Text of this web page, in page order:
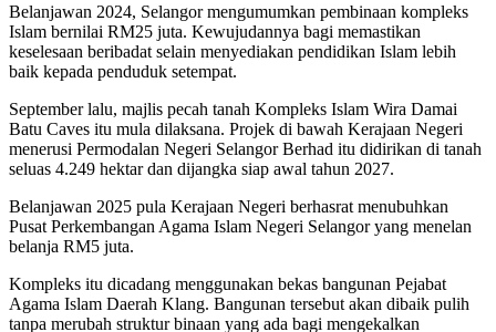
Belanjawan 2024, Selangor mengumumkan pembinaan kompleks
Islam bernilai RM25 juta. Kewujudannya bagi memastikan
keselesaan beribadat selain menyediakan pendidikan Islam lebih
baik kepada penduduk setempat.
September lalu, majlis pecah tanah Kompleks Islam Wira Damai
Batu Caves itu mula dilaksana. Projek di bawah Kerajaan Negeri
menerusi Permodalan Negeri Selangor Berhad itu didirikan di tanah
seluas 4.249 hektar dan dijangka siap awal tahun 2027.
Belanjawan 2025 pula Kerajaan Negeri berhasrat menubuhkan
Pusat Perkembangan Agama Islam Negeri Selangor yang menelan
belanja RM5 juta.
Kompleks itu dicadang menggunakan bekas bangunan Pejabat
Agama Islam Daerah Klang. Bangunan tersebut akan dibaik pulih
tanpa merubah struktur binaan yang ada bagi mengekalkan